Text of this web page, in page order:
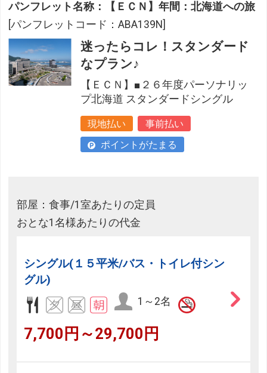
パンフレット名称：【ＥＣＮ】年間：北海道への旅
[パンフレットコード：ABA139N]
迷ったらコレ！スタンダード
なプラン♪
【ＥＣＮ】■２６年度パーソナリッ
プ北海道 スタンダードシングル
現地払い
事前払い
ポイントがたまる
部屋：食事/1室あたりの定員
おとな1名様あたりの代金
シングル(１５平米/バス・トイレ付シン
グル)
1～2名
7,700円～29,700円